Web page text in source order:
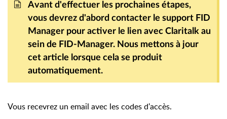
Avant d'effectuer les prochaines étapes,
vous devrez d'abord contacter le support FID
Manager pour activer le lien avec Claritalk au
sein de FID-Manager. Nous mettons à jour
cet article lorsque cela se produit
automatiquement.
Vous recevrez un email avec les codes d'accès.